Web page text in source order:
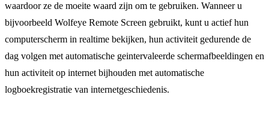
waardoor ze de moeite waard zijn om te gebruiken. Wanneer u
bijvoorbeeld Wolfeye Remote Screen gebruikt, kunt u actief hun
computerscherm in realtime bekijken, hun activiteit gedurende de
dag volgen met automatische geintervaleerde schermafbeeldingen en
hun activiteit op internet bijhouden met automatische
logboekregistratie van internetgeschiedenis.